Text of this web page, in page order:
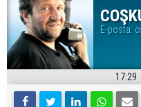
E-posta:
17:29